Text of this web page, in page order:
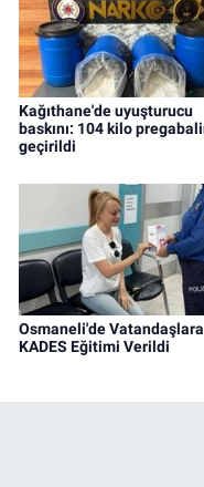
Kağıthane'de uyuşturucu
baskını: 104 kilo
geçirildi
Osmaneli'de Vatandaşlara
KADES Eğitimi Verildi